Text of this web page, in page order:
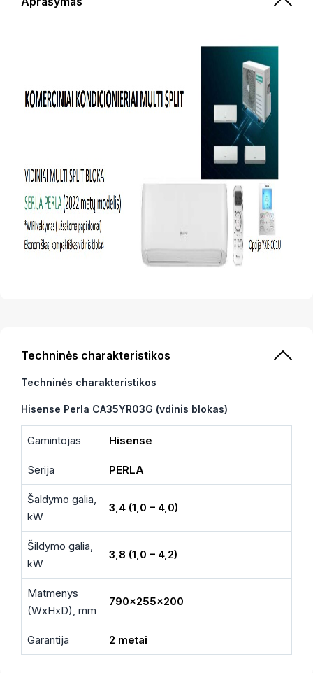
Techninės charakteristikos
Techninės charakteristikos
Hisense Perla CA35YR03G (vdinis blokas)
Gamintojas Hisense
Serija PERLA
Šaldymo galia,
kW
3,4 (1,0 – 4,0)
Šildymo galia,
kW
3,8 (1,0 – 4,2)
Matmenys
(WxHxD), mm
790x255x200
Garantija 2 metai